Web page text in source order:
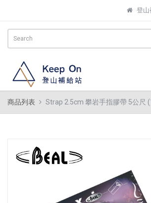
登山
商品列表 Strap 2.5cm 攀岩手指膠帶 5公尺